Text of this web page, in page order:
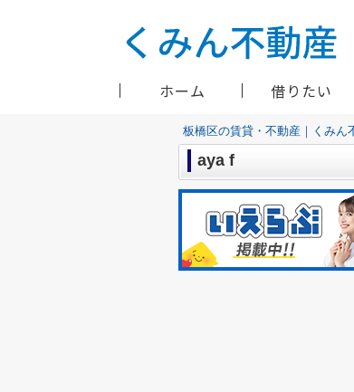
ホーム 借りたい
板橋区の賃貸・不動産｜くみん
aya f